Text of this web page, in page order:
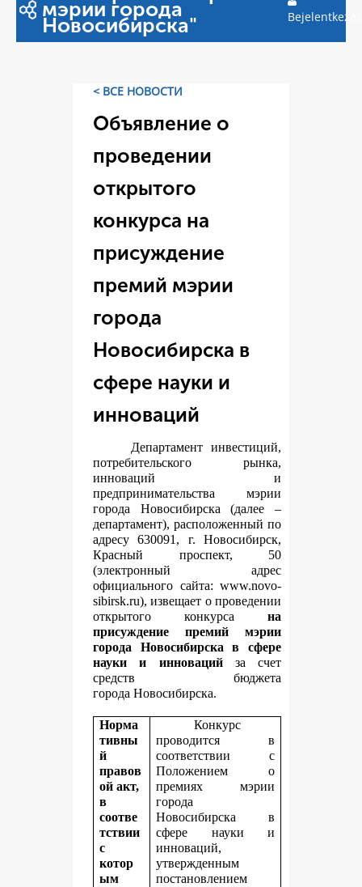
мэрии города
Новосибирска" Bejelentkezés
< ВСЕ НОВОСТИ
Объявление о
проведении
открытого
конкурса на
присуждение
премий мэрии
города
Новосибирска в
сфере науки и
инноваций
Департамент инвестиций,
потребительского рынка,
инноваций и
предпринимательства мэрии
города Новосибирска (далее –
департамент), расположенный по
адресу 630091, г. Новосибирск,
Красный проспект, 50
(электронный адрес
официального сайта: www.novo-
sibirsk.ru), извещает о проведении
открытого конкурса на
присуждение премий мэрии
города Новосибирска в сфере
науки и инноваций за счет
средств бюджета
города Новосибирска.
Норма
тивны
й
правов
ой акт,
в
соотве
тствии
с
котор
ым
Конкурс
проводится в
соответствии с
Положением о
премиях мэрии
города
Новосибирска в
сфере науки и
инноваций,
утвержденным
постановлением